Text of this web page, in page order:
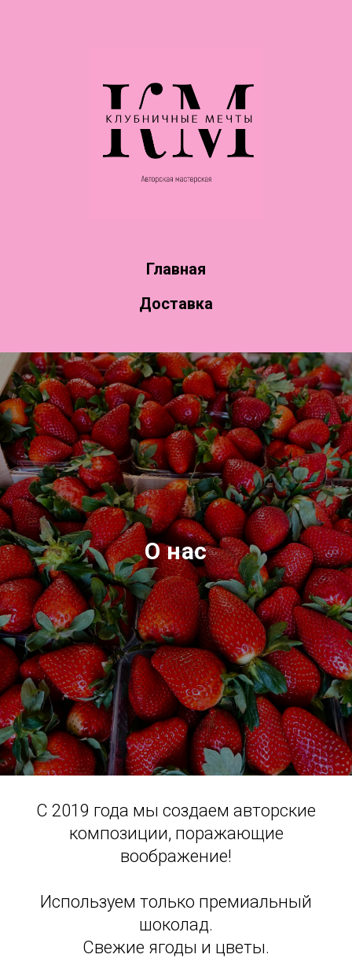
Главная
Доставка
О нас
С 2019 года мы создаем авторские
композиции, поражающие
воображение!
Используем только премиальный
шоколад.
Свежие ягоды и цветы.